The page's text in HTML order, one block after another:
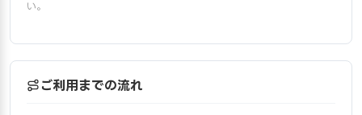
い。
ご利用までの流れ